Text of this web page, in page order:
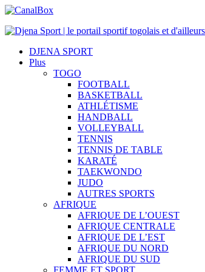
DJENA SPORT
Plus
TOGO
FOOTBALL
BASKETBALL
ATHLÉTISME
HANDBALL
VOLLEYBALL
TENNIS
TENNIS DE TABLE
KARATÉ
TAEKWONDO
JUDO
AUTRES SPORTS
AFRIQUE
AFRIQUE DE L’OUEST
AFRIQUE CENTRALE
AFRIQUE DE L’EST
AFRIQUE DU NORD
AFRIQUE DU SUD
FEMME ET SPORT